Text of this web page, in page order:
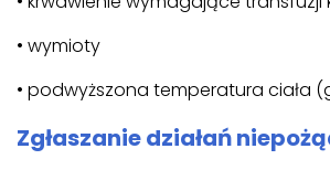
• wymioty
• podwyższona temperatura ciała
Zgłaszanie działań